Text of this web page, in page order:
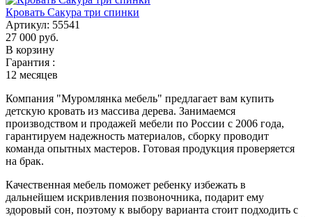
Кровать Сакура три спинки
Артикул: 55541
27 000 руб.
В корзину
Гарантия :
12 месяцев
Компания "Муромлянка мебель" предлагает вам купить
детскую кровать из массива дерева. Занимаемся
производством и продажей мебели по России с 2006 года,
гарантируем надежность материалов, сборку проводит
команда опытных мастеров. Готовая продукция проверяется
на брак.
Качественная мебель поможет ребенку избежать в
дальнейшем искривления позвоночника, подарит ему
здоровый сон, поэтому к выбору варианта стоит подходить с